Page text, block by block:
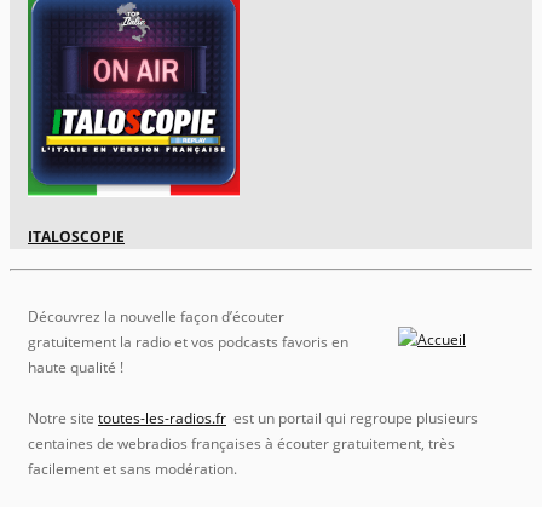
ITALOSCOPIE
Découvrez la nouvelle façon d’écouter
gratuitement la radio et vos podcasts favoris en
haute qualité !
Notre site toutes-les-radios.fr est un portail qui regroupe plusieurs
centaines de webradios françaises à écouter gratuitement, très
facilement et sans modération.